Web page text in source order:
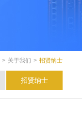
> 关于我们 > 招贤纳士
招贤纳士